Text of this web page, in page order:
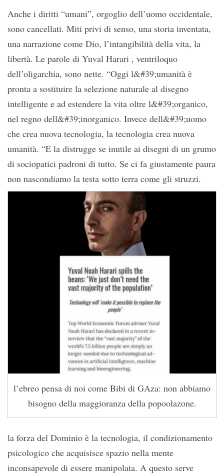
Anche i diritti “umani”, orgoglio dell’uomo occidentale,
sono cancellati. Miti privi di senso, una storia inventata,
una narrazione come Dio, l’intangibilità della vita, la
libertà. Le parole di Yuval Harari , ventriloquo
dell’oligarchia, sono nette. “Oggi l&#39;umanità è
pronta a sostituire la selezione naturale al disegno
intelligente e ad estendere la vita oltre l&#39;organico,
nel regno dell&#39;inorganico. Invece dell&#39;uomo
che crea nuova tecnologia, la tecnologia crea nuova
umanità. “E la distrugge se inutile ai disegni di un grumo
di sociopatici padroni di tutto. Se ci fa giustamente paura
non nascondiamo la testa sotto terra come gli struzzi.
l’ebreo pensa di noi come Bibi di GAza: non abbiamo
bisogno della maggioranza della popoolazone.
la forza del Dominio è la tecnologia, il condizionamento
psicologico che acquisisce spazio nella mente
inconsapevole di essere manipolata. A questo serve